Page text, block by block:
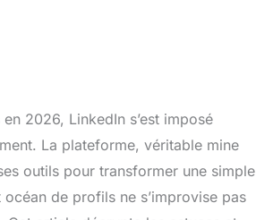
2026, LinkedIn s’est imposé
La plateforme, véritable mine
outils pour transformer une simple
de profils ne s’improvise pas